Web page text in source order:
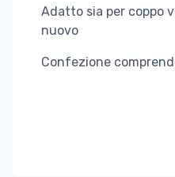
Adatto sia per coppo
nuovo
Confezione